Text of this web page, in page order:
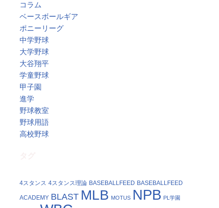
コラム
ベースボールギア
ポニーリーグ
中学野球
大学野球
大谷翔平
学童野球
甲子園
進学
野球教室
野球用語
高校野球
4スタンス 4スタンス理論 BASEBALLFEED BASEBALLFEED
ACADEMY BLAST MLB MOTUS NPB PL学園